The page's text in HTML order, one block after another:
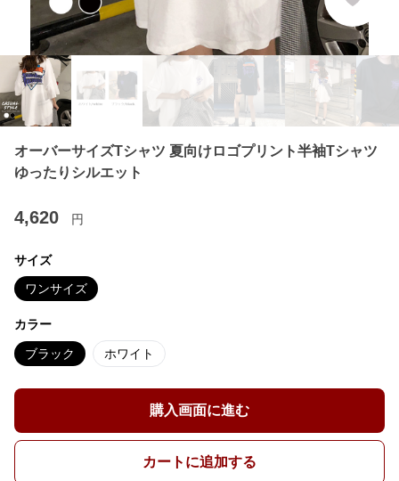
オーバーサイズTシャツ 夏向けロゴプリント半袖Tシャツ
ゆったりシルエット
4,620 円
サイズ
ワンサイズ
カラー
ブラック ホワイト
購入画面に進む
カートに追加する